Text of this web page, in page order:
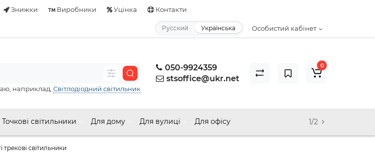
Знижки Виробники Уцінка Контакти
Особистий кабінет
Русский Українська
050-9924359
stsoffice@ukr.net
наприклад, Світлодіодний світильник
0
Точкові світильники Для дому Для вулиці Для офісу 1/2
трекові світильники